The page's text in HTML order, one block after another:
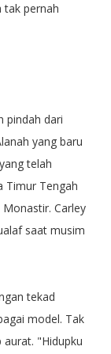
tak pernah
pindah dari
yang baru
telah
Timur Tengah
Carley
saat musim
tekad
model. Tak
"Hidupku